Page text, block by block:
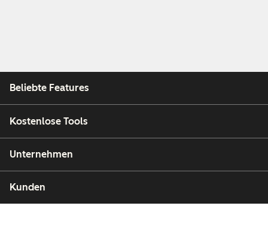
Beliebte Features
Kostenlose Tools
Unternehmen
Kunden